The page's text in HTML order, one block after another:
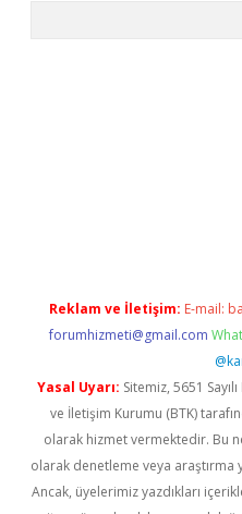
Reklam ve İletişim: E-mail:
forumhizmeti@gmail.com
Yasal Uyarı: Sitemiz, 5651
ve İletişim Kurumu (BTK)
olarak hizmet vermektedir. Bu
olarak denetleme veya araştırma
Ancak, üyelerimiz yazdıkları